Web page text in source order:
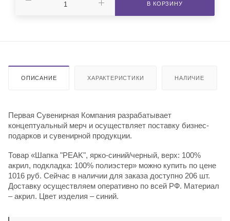
В КОРЗИНУ
ОПИСАНИЕ ХАРАКТЕРИСТИКИ НАЛИЧИЕ
Первая Сувенирная Компания разрабатывает
концептуальный мерч и осуществляет поставку бизнес-
подарков и сувенирной продукции.
Товар «Шапка "PEAK", ярко-синий/черный, верх: 100%
акрил, подкладка: 100% полиэстер» можно купить по цене
1016 руб. Сейчас в наличии для заказа доступно 206 шт.
Доставку осуществляем оперативно по всей РФ. Материал
– акрил. Цвет изделия – синий.